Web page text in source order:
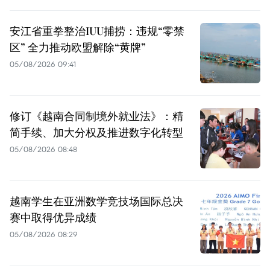
安江省重拳整治IUU捕捞：违规“零禁
区” 全力推动欧盟解除“黄牌”
05/08/2026 09:41
修订《越南合同制境外就业法》：精
简手续、加大分权及推进数字化转型
05/08/2026 08:48
越南学生在亚洲数学竞技场国际总决
赛中取得优异成绩
05/08/2026 08:29